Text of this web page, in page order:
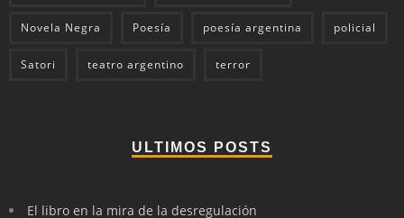
Novela Negra Poesía poesía argentina policial
Satori teatro argentino terror
ULTIMOS POSTS
El libro en la mira de la desregulación